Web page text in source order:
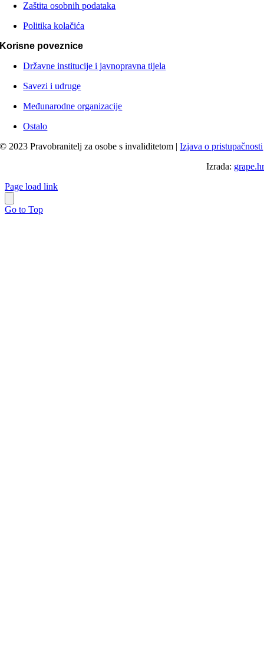
Zaštita osobnih podataka
Politika kolačića
Korisne poveznice
Državne institucije i javnopravna tijela
Savezi i udruge
Međunarodne organizacije
Ostalo
© 2023 Pravobranitelj za osobe s invaliditetom |Izjava o pristupačnosti
Izrada: grape.hr
Page load link
Go to Top